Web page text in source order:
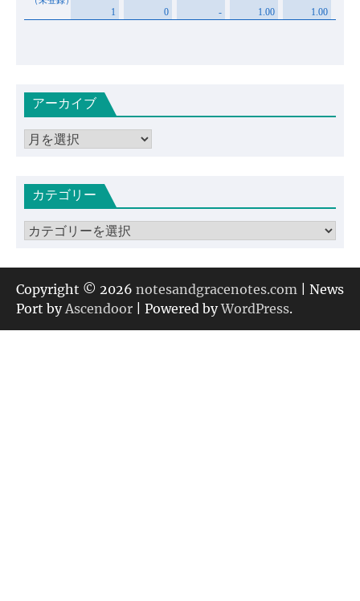
アーカイブ
ア
イカテゴリー
カ
ゴ
リ
ー
Copyright © 2026 notesandgracenotes.com | News
Port byAscendoor | Powered byWordPress.